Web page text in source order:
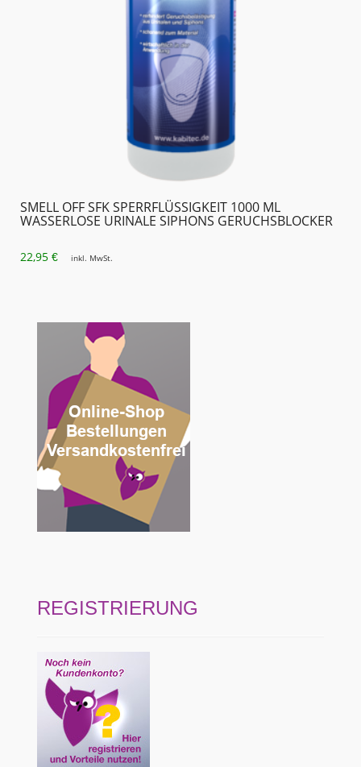
SMELL OFF SFK SPERRFLÜSSIGKEIT 1000 ML
WASSERLOSE URINALE SIPHONS GERUCHSBLOCKER
22,95 € inkl. MwSt.
REGISTRIERUNG